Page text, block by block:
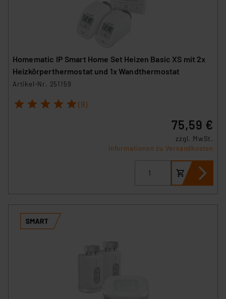
Homematic IP Smart Home Set Heizen Basic XS mit 2x
Heizkörperthermostat und 1x Wandthermostat
Artikel-Nr. 251159
1 2 3 4 5 (9)
75,59 €
zzgl. MwSt.
Informationen zu Versandkosten